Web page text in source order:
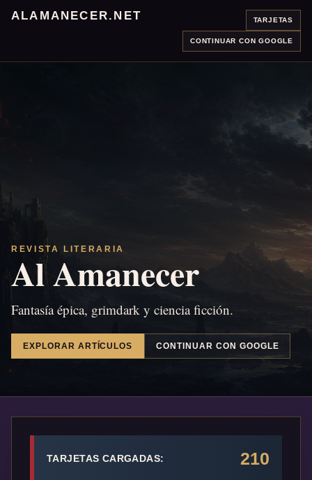
ALAMANECER.NET TARJETAS
CONTINUAR CON GOOGLE
REVISTA LITERARIA
Al Amanecer
Fantasía épica, grimdark y ciencia ficción.
EXPLORAR ARTÍCULOS CONTINUAR CON GOOGLE
TARJETAS CARGADAS: 210